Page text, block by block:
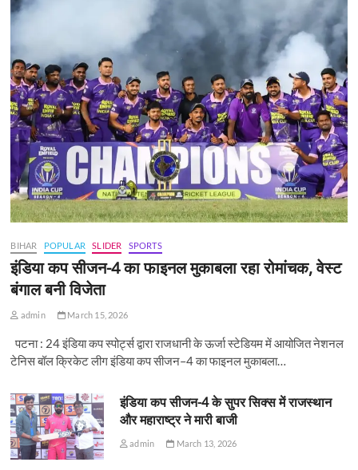
BIHAR POPULAR SLIDER SPORTS
इंडिया कप सीजन-4 का फाइनल मुकाबला रहा रोमांचक, वेस्ट
बंगाल बनी विजेता
admin March 15, 2026
पटना : 24 इंडिया कप स्पोर्ट्स द्वारा राजधानी के ऊर्जा स्टेडियम में आयोजित नेशनल
टेनिस बॉल क्रिकेट लीग इंडिया कप सीजन–4 का फाइनल मुकाबला…
इंडिया कप सीजन-4 के सुपर सिक्स में राजस्थान
और महाराष्ट्र ने मारी बाजी
admin March 13, 2026